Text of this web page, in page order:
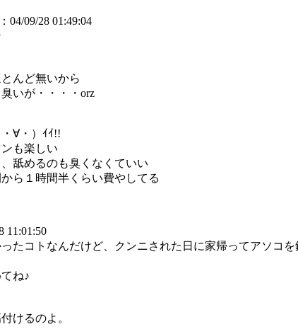
：04/09/28 01:49:04
んど無いから
いが・・・・orz
∀・）ｲｲ!!
も楽しい
舐めるのも臭くなくていい
ら１時間半くらい費やしてる
11:01:50
たコトなんだけど、クンニされた日に家帰ってアソコ
ね♪
けるのよ。